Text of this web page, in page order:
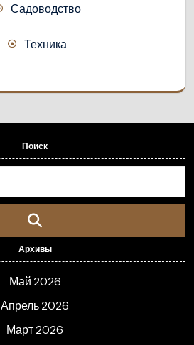
Садоводство
Техника
Поиск
Архивы
Май 2026
Апрель 2026
Март 2026